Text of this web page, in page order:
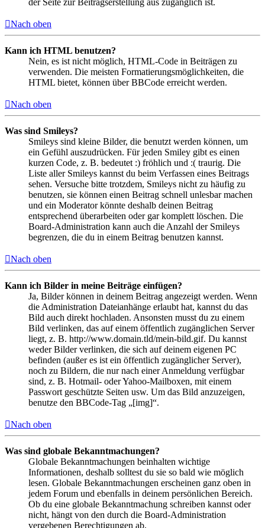
Nach oben
Kann ich HTML benutzen?
Nein, es ist nicht möglich, HTML-Code in Beiträgen zu
verwenden. Die meisten Formatierungsmöglichkeiten, die
HTML bietet, können über BBCode erreicht werden.
Nach oben
Was sind Smileys?
Smileys sind kleine Bilder, die benutzt werden können, um
ein Gefühl auszudrücken. Für jeden Smiley gibt es einen
kurzen Code, z. B. bedeutet :) fröhlich und :( traurig. Die
Liste aller Smileys kannst du beim Verfassen eines Beitrags
sehen. Versuche bitte trotzdem, Smileys nicht zu häufig zu
benutzen, sie können einen Beitrag schnell unlesbar machen
und ein Moderator könnte deshalb deinen Beitrag
entsprechend überarbeiten oder gar komplett löschen. Die
Board-Administration kann auch die Anzahl der Smileys
begrenzen, die du in einem Beitrag benutzen kannst.
Nach oben
Kann ich Bilder in meine Beiträge einfügen?
Ja, Bilder können in deinem Beitrag angezeigt werden. Wenn
die Administration Dateianhänge erlaubt hat, kannst du das
Bild auch direkt hochladen. Ansonsten musst du zu einem
Bild verlinken, das auf einem öffentlich zugänglichen Server
liegt, z. B. http://www.domain.tld/mein-bild.gif. Du kannst
weder Bilder verlinken, die sich auf deinem eigenen PC
befinden (außer es ist ein öffentlich zugänglicher Server),
noch zu Bildern, die nur nach einer Anmeldung verfügbar
sind, z. B. Hotmail- oder Yahoo-Mailboxen, mit einem
Passwort geschützte Seiten usw. Um das Bild anzuzeigen,
benutze den BBCode-Tag „[img]“.
Nach oben
Was sind globale Bekanntmachungen?
Globale Bekanntmachungen beinhalten wichtige
Informationen, deshalb solltest du sie so bald wie möglich
lesen. Globale Bekanntmachungen erscheinen ganz oben in
jedem Forum und ebenfalls in deinem persönlichen Bereich.
Ob du eine globale Bekanntmachung schreiben kannst oder
nicht, hängt von den durch die Board-Administration
vergebenen Berechtigungen ab.